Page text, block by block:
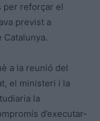
per reforçar el
previst a
Catalunya.
a la reunió del
el ministeri i la
la
d’executar-